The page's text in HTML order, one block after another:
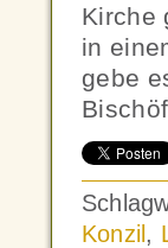
Kirche
in
gebe
Konzil ,